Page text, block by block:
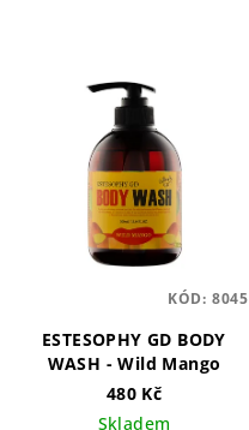
ESTESOPHY GD BODY
WASH - Wild Mango
480 Kč
Skladem
KÓD: 8045